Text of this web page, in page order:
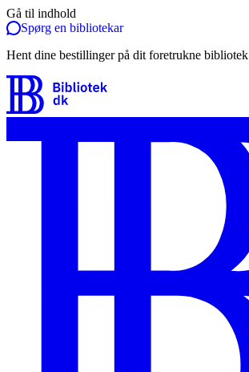
Gå til indhold
Spørg en bibliotekar
Hent dine bestillinger på dit foretrukne bibliotek